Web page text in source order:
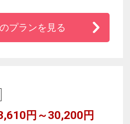
温泉が、旅とビジネスの
。
ムードいっぱいのアーバ
。
プランを見る
円～30,200円